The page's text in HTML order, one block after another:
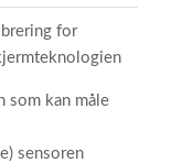
for
som kan måle
sensoren